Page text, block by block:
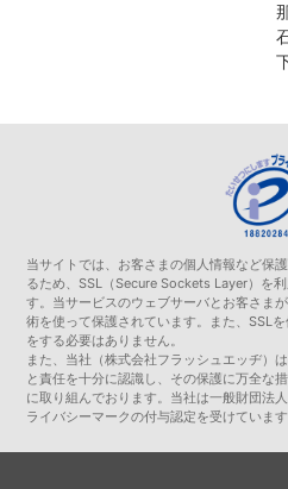
当サイトでは、お客さまの個人情報など保
るため、SSL（Secure Sockets Layer）を
す。当サービスのウェブサーバとお客さま
術を使って保護されています。また、SSL
をする必要はありません。
また、当社（株式会社フラッシュエッヂ）
と責任を十分に認識し、その保護に万全な
に取り組んでおります。当社は一般財団法
ライバシーマークの付与認定を受けています